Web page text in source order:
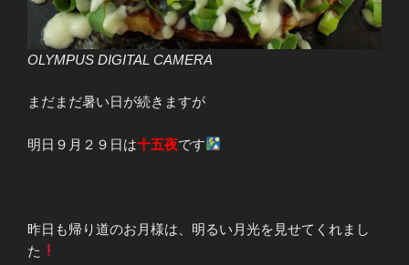
OLYMPUS DIGITAL CAMERA
まだまだ暑い日が続きますが
明日９月２９日は十五夜です
昨日も帰り道のお月様は、明るい月光を見せてくれまし
た